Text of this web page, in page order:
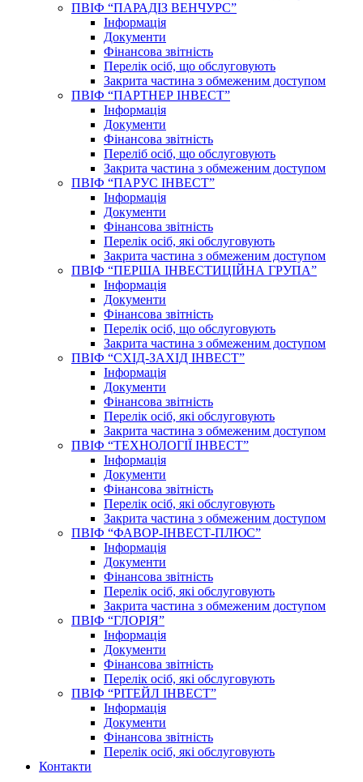
ПВІФ “ПАРАДІЗ ВЕНЧУРС”
Інформація
Документи
Фінансова звітність
Перелік осіб, що обслуговують
Закрита частина з обмеженим доступом
ПВІФ “ПАРТНЕР ІНВЕСТ”
Інформація
Документи
Фінансова звітність
Переліб осіб, що обслуговують
Закрита частина з обмеженим доступом
ПВІФ “ПАРУС ІНВЕСТ”
Інформація
Документи
Фінансова звітність
Перелік осіб, які обслуговують
Закрита частина з обмеженим доступом
ПВІФ “ПЕРША ІНВЕСТИЦІЙНА ГРУПА”
Інформація
Документи
Фінансова звітність
Перелік осіб, що обслуговують
Закрита частина з обмеженим доступом
ПВІФ “СХІД-ЗАХІД ІНВЕСТ”
Інформація
Документи
Фінансова звітність
Перелік осіб, які обслуговують
Закрита частина з обмеженим доступом
ПВІФ “ТЕХНОЛОГІЇ ІНВЕСТ”
Інформація
Документи
Фінансова звітність
Перелік осіб, які обслуговують
Закрита частина з обмеженим доступом
ПВІФ “ФАВОР-ІНВЕСТ-ПЛЮС”
Інформація
Документи
Фінансова звітність
Перелік осіб, які обслуговують
Закрита частина з обмеженим доступом
ПВІФ “ГЛОРІЯ”
Інформація
Документи
Фінансова звітність
Перелік осіб, які обслуговують
ПВІФ “РІТЕЙЛ ІНВЕСТ”
Інформація
Документи
Фінансова звітність
Перелік осіб, які обслуговують
Контакти